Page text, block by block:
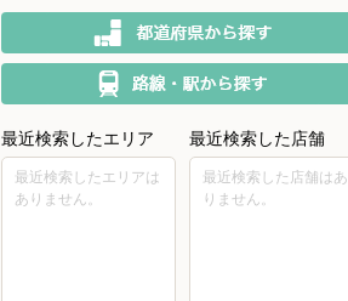
最近検索したエリア
最近検索したエリアは
ありません。
最近検索した店舗
最近検索した店舗はあ
りません。